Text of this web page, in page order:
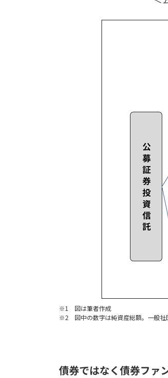
※1 図は筆者作成
※2 図中の数字は純資産総額。一般社
債券ではなく債券ファ